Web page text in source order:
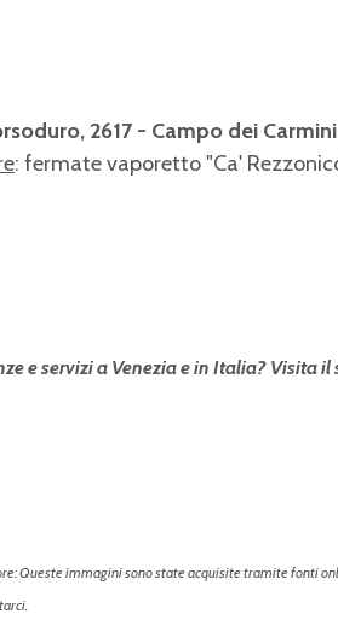
2617 - Campo dei
: fermate vaporetto "Ca'
e servizi a Venezia e in Italia? Visita il
Queste immagini sono state acquisite tramite fonti